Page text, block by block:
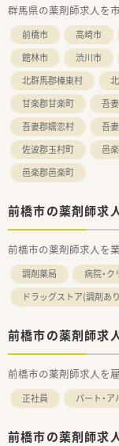
いながら業務
【こんな方に
■残業が少な
ンスを重視
■主な応需科
量な科目をお
■社長が現場
ェーンで就業
群馬県の薬剤師求人を
前橋市 高崎市
館林市
渋川市
北群馬郡榛東村
甘楽郡甘楽町
吾
吾妻郡嬬恋村
吾
佐波郡玉村町
邑
邑楽郡邑楽町
前橋市の薬剤師求
前橋市の薬剤師求人を
調剤薬局 病院・
ドラッグストア(調剤あ
前橋市の薬剤師求
前橋市の薬剤師求人を
正社員 パート・ア
前橋市の薬剤師求